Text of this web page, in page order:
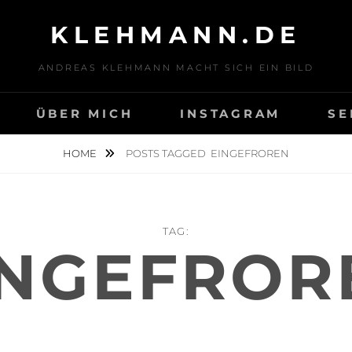
KLEHMANN.DE
ANDREAS KLEHMANN MACHT SICH EIN BILD
ÜBER MICH INSTAGRAM
HOME POSTS TAGGED EINGEFROREN
TAG: